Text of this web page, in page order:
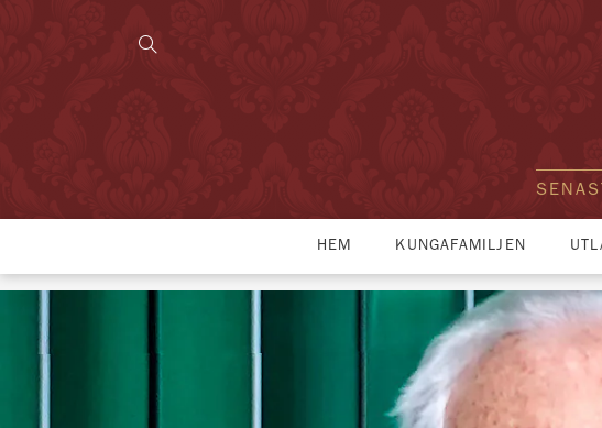
HEM KUNGAFAMILJEN